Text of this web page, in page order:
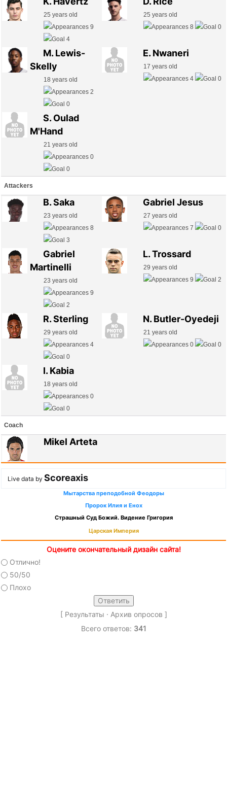
25 years old
9
4
25 years old
8
0
M. Lewis-
Skelly
18 years old
2
0
E. Nwaneri
17 years old
4
0
S. Oulad
M'Hand
21 years old
0
0
Attackers
B. Saka
23 years old
8
3
Gabriel Jesus
27 years old
7
0
Gabriel
Martinelli
23 years old
9
2
L. Trossard
29 years old
9
2
R. Sterling
29 years old
4
0
N. Butler-Oyedeji
21 years old
0
0
I. Kabia
18 years old
0
0
Coach
Mikel Arteta
Live data by Scoreaxis
Мытарства преподобной Феодоры
Пророк Илия и Енох
Страшный Суд Божий. Видение Григория
Царская Империя
Оцените окончательный дизайн сайта!
Отлично!
50/50
Плохо
[ Результаты · Архив опросов ]
Всего ответов: 341